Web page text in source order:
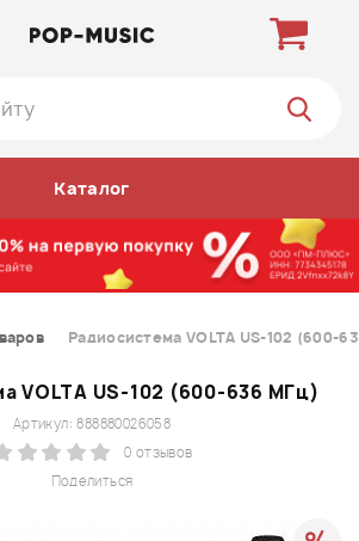
Каталог
Радиосистема VOLTA US-102 (600-
VOLTA US-102 (600-636 МГц)
Поделиться
Артикул: 888880026058
0 отзывов